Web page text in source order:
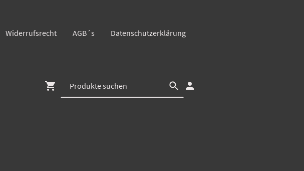
Widerrufsrecht AGB´s Datenschutzerklärung